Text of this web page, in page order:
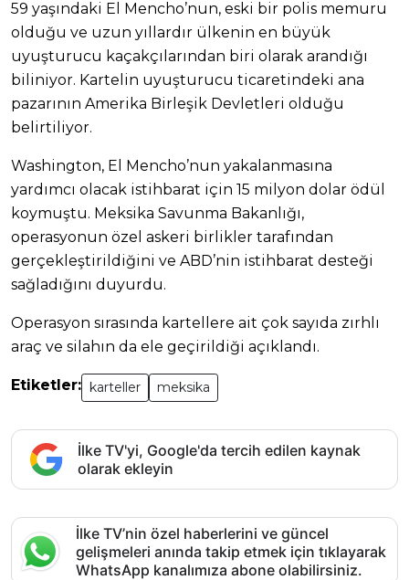
59 yaşındaki El Mencho’nun, eski bir polis memuru
olduğu ve uzun yıllardır ülkenin en büyük
uyuşturucu kaçakçılarından biri olarak arandığı
biliniyor. Kartelin uyuşturucu ticaretindeki ana
pazarının Amerika Birleşik Devletleri olduğu
belirtiliyor.
Washington, El Mencho’nun yakalanmasına
yardımcı olacak istihbarat için 15 milyon dolar ödül
koymuştu. Meksika Savunma Bakanlığı,
operasyonun özel askeri birlikler tarafından
gerçekleştirildiğini ve ABD’nin istihbarat desteği
sağladığını duyurdu.
Operasyon sırasında kartellere ait çok sayıda zırhlı
araç ve silahın da ele geçirildiği açıklandı.
Etiketler: karteller meksika
İlke TV'yi, Google'da tercih edilen kaynak
olarak ekleyin
İlke TV’nin özel haberlerini ve güncel
gelişmeleri anında takip etmek için tıklayarak
WhatsApp kanalımıza abone olabilirsiniz.